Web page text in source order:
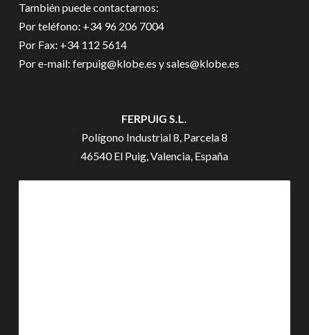
También puede contactarnos:
Por teléfono: +34 96 206 7004
Por Fax: +34 112 5614
Por e-mail: ferpuig@klobe.es y sales@klobe.es
FERPUIG S.L.
Polígono Industrial 8, Parcela 8
46540 El Puig, Valencia, España